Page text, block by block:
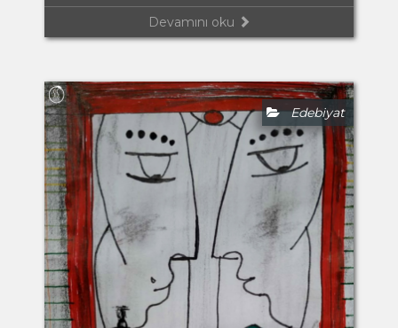
Devamını oku
Edebiyat